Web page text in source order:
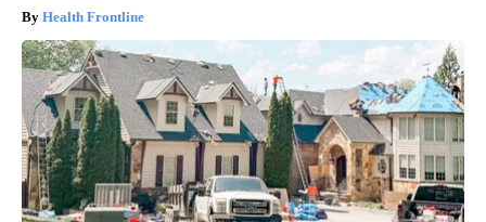
Health Frontline